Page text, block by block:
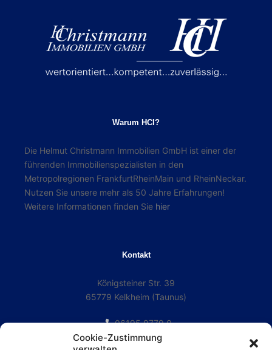
Cookie-Zustimmung
Warum HCI?
Die Helmut Christmann Immobilien GmbH ist einer der
führenden Immobilienspezialisten in den
Metropolregionen FrankfurtRheinMain und RheinNeckar.
Nutzen Sie unsere mehr als 50 Jahre Erfahrungen!
Weitere Informationen finden Sie hier
Kontakt
Königsteiner Str. 39
65779 Kelkheim (Taunus)
06195 9779 0
06195 9779 29